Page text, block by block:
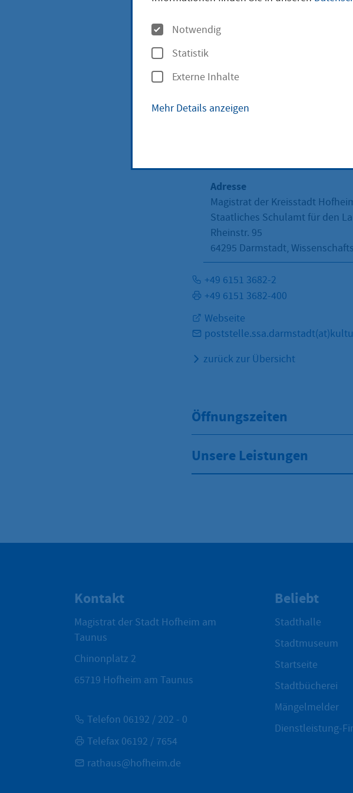
Dieburg
Darmstadt
Adresse
Magistrat der Kreisstadt
Staatliches Schulamt für den
Rheinstr. 95
64295 Darmstadt,
+49 6151 3682-2
+49 6151 3682-400
Webseite
zurück zur Übersicht
Öffnungszeiten
Unsere Leistungen
Kontakt
Magistrat der Stadt Hofheim am
Taunus
Chinonplatz 2
65719 Hofheim am Taunus
Telefon 06192 / 202 - 0
Telefax 06192 / 7654
rathaus@hofheim.de
Beliebt
Stadthalle
Stadtmuseum
Startseite
Stadtbücherei
Mängelmelder
Dienstleistung-
O
p
t
i
o
n
Notwendig
Statistik
Externe Inhalte
Mehr Details anzeigen